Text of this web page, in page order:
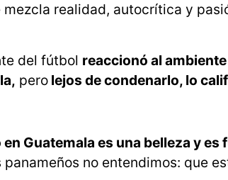
mezcla realidad, autocrítica y
del fútbol reaccionó al
pero lejos de condenarlo, lo
en Guatemala es una belleza y es
no entendimos: que